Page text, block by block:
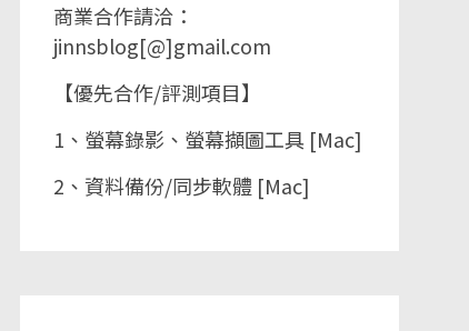
商業合作請洽：
jinnsblog[@]gmail.com
【優先合作/評測項目】
1、螢幕錄影、螢幕擷圖工具 [Mac]
2、資料備份/同步軟體 [Mac]